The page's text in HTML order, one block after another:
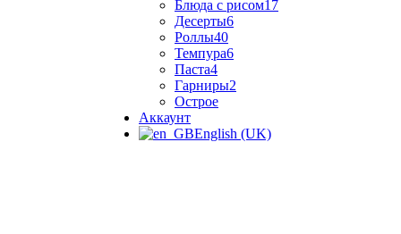
Блюда с рисом17
Десерты6
Роллы40
Темпура6
Паста4
Гарниры2
Острое
Аккаунт
English (UK)